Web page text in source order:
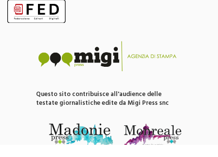
Questo sito contribuisce all'audience delle
testate giornalistiche edite da Migi Press snc